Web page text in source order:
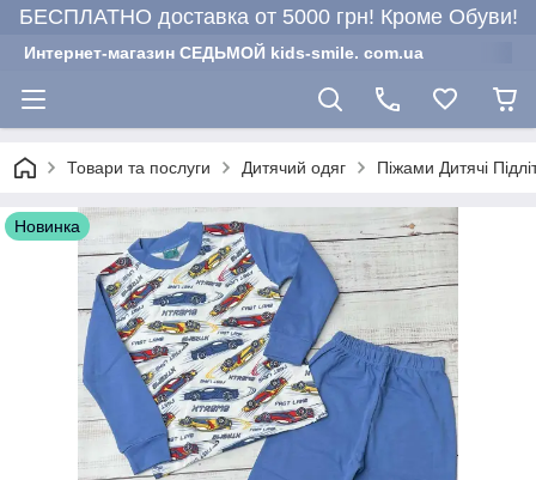
БЕСПЛАТНО доставка от 5000 грн! Кроме Обуви!
Интернет-магазин СЕДЬМОЙ kids-smile. com.ua
Товари та послуги Дитячий одяг Піжами Дитячі
Новинка